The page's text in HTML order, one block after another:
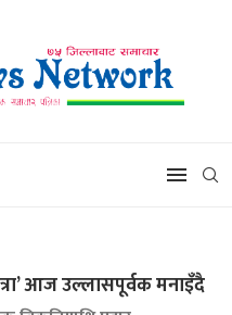
आज उल्लासपूर्वक मनाइँदै